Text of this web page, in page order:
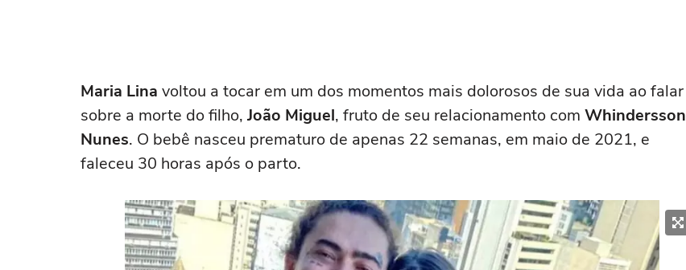
Maria Lina voltou a tocar em um dos momentos mais dolorosos de sua vida ao falar
sobre a morte do filho, João Miguel, fruto de seu relacionamento com Whindersson
Nunes. O bebê nasceu prematuro de apenas 22 semanas, em maio de 2021, e
faleceu 30 horas após o parto.